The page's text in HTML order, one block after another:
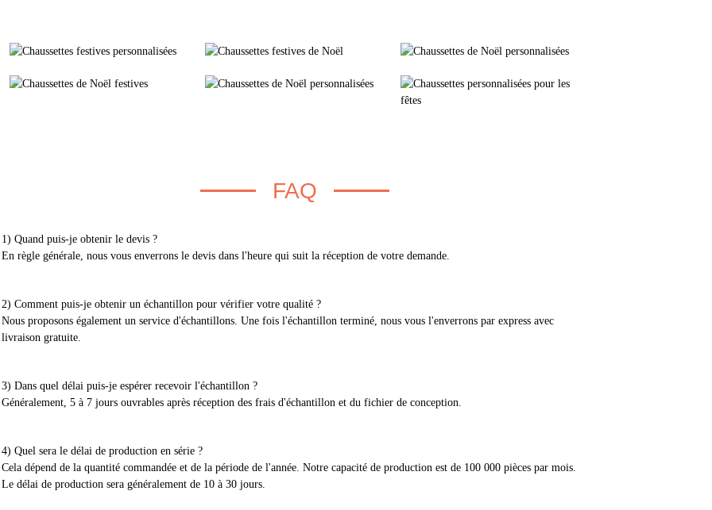
FAQ
1) Quand puis-je obtenir le devis ?
En règle générale, nous vous enverrons le devis dans l'heure qui suit la réception de votre demande.
2) Comment puis-je obtenir un échantillon pour vérifier votre qualité ?
Nous proposons également un service d'échantillons. Une fois l'échantillon terminé, nous vous l'enverrons par express avec
livraison gratuite.
3) Dans quel délai puis-je espérer recevoir l'échantillon ?
Généralement, 5 à 7 jours ouvrables après réception des frais d'échantillon et du fichier de conception.
4) Quel sera le délai de production en série ?
Cela dépend de la quantité commandée et de la période de l'année. Notre capacité de production est de 100 000 pièces par mois.
Le délai de production sera généralement de 10 à 30 jours.